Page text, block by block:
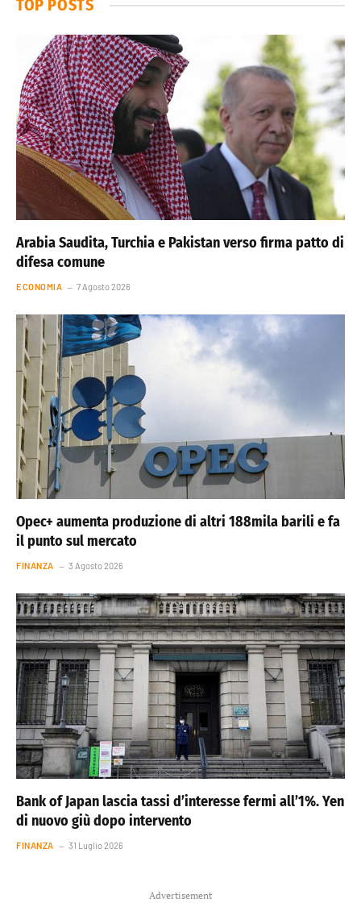
TOP POSTS
Arabia Saudita, Turchia e Pakistan verso firma patto di
difesa comune
ECONOMIA 7 Agosto 2026
Opec+ aumenta produzione di altri 188mila barili e fa
il punto sul mercato
FINANZA 3 Agosto 2026
Bank of Japan lascia tassi d’interesse fermi all’1%. Yen
di nuovo giù dopo intervento
FINANZA 31 Luglio 2026
Advertisement